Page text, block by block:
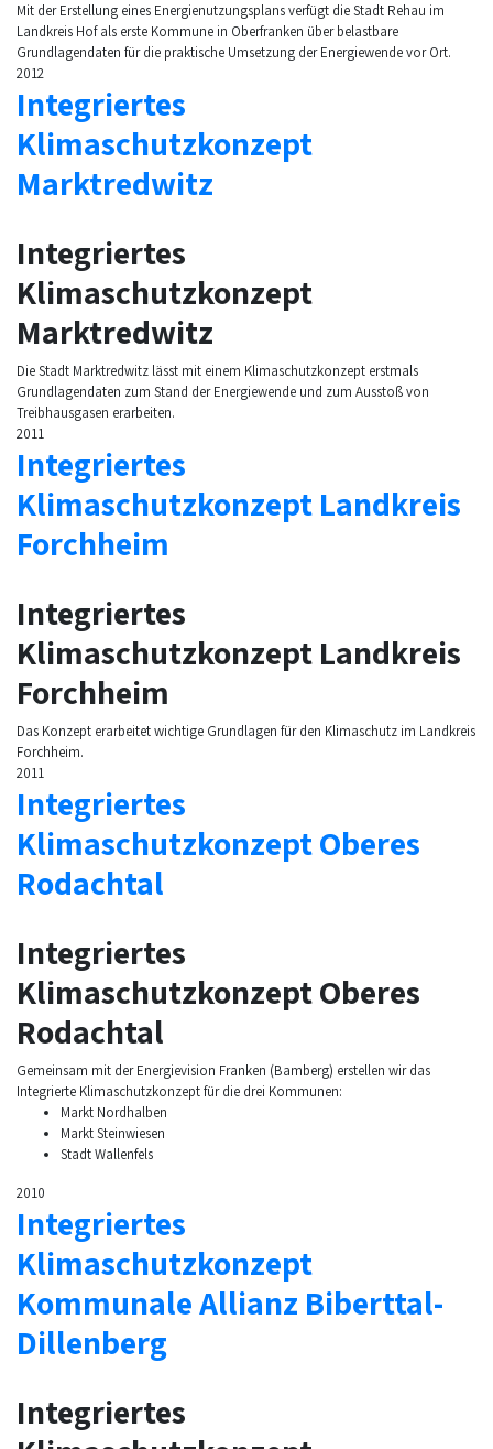
Mit der Erstellung eines Energienutzungsplans verfügt die Stadt Rehau im
Landkreis Hof als erste Kommune in Oberfranken über belastbare
Grundlagendaten für die praktische Umsetzung der Energiewende vor Ort.
2012
Integriertes
Klimaschutzkonzept
Marktredwitz
Integriertes
Klimaschutzkonzept
Marktredwitz
Die Stadt Marktredwitz lässt mit einem Klimaschutzkonzept erstmals
Grundlagendaten zum Stand der Energiewende und zum Ausstoß von
Treibhausgasen erarbeiten.
2011
Integriertes
Klimaschutzkonzept Landkreis
Forchheim
Integriertes
Klimaschutzkonzept Landkreis
Forchheim
Das Konzept erarbeitet wichtige Grundlagen für den Klimaschutz im Landkreis
Forchheim.
2011
Integriertes
Klimaschutzkonzept Oberes
Rodachtal
Integriertes
Klimaschutzkonzept Oberes
Rodachtal
Gemeinsam mit der Energievision Franken (Bamberg) erstellen wir das
Integrierte Klimaschutzkonzept für die drei Kommunen:
Markt Nordhalben
Markt Steinwiesen
Stadt Wallenfels
2010
Integriertes
Klimaschutzkonzept
Kommunale Allianz Biberttal-
Dillenberg
Integriertes